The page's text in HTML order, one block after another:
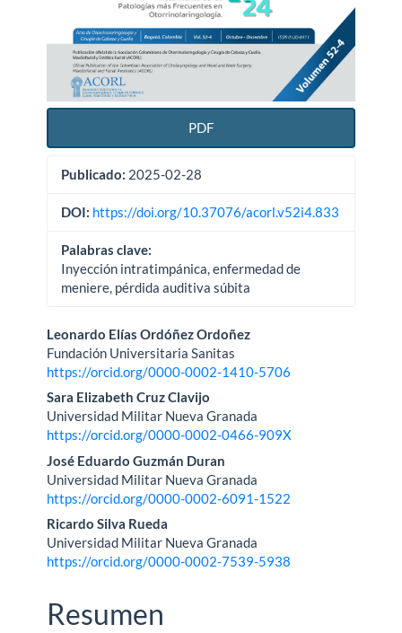
PDF
Publicado: 2025-02-28
DOI: https://doi.org/10.37076/acorl.v52i4.833
Palabras clave:
Inyección intratimpánica, enfermedad de
meniere, pérdida auditiva súbita
Contenido
principal
del
artículo
Leonardo Elías Ordóñez Ordoñez
Fundación Universitaria Sanitas
https://orcid.org/0000-0002-1410-5706
Sara Elizabeth Cruz Clavijo
Universidad Militar Nueva Granada
https://orcid.org/0000-0002-0466-909X
José Eduardo Guzmán Duran
Universidad Militar Nueva Granada
https://orcid.org/0000-0002-6091-1522
Ricardo Silva Rueda
Universidad Militar Nueva Granada
https://orcid.org/0000-0002-7539-5938
Resumen